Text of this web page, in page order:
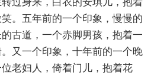
。五年前的一个印象，慢慢的
古道，一个赤脚男孩，抱着一
又一个印象，十年前的一个晚
位老妇人，倚着门儿，抱着花